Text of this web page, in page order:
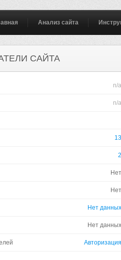
Анализ сайта
САЙТА
n/a
n/a
13
2
Нет
Нет
Нет данных
Нет данных
Авторизация